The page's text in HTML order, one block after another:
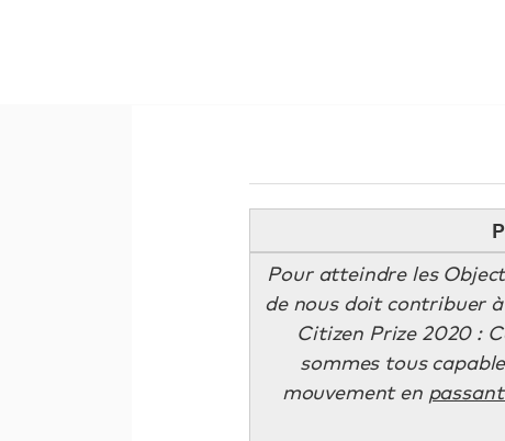
Pour atteindre les
de nous doit contribuer
Citizen Prize 2020 :
sommes tous
mouvement en